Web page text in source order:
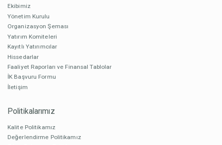
Ekibimiz
Yönetim Kurulu
Organizasyon Şeması
Yatırım Komiteleri
Kayıtlı Yatırımcılar
Hissedarlar
Faaliyet Raporları ve Finansal Tablolar
İK Başvuru Formu
İletişim
Politikalarımız
Kalite Politikamız
Değerlendirme Politikamız